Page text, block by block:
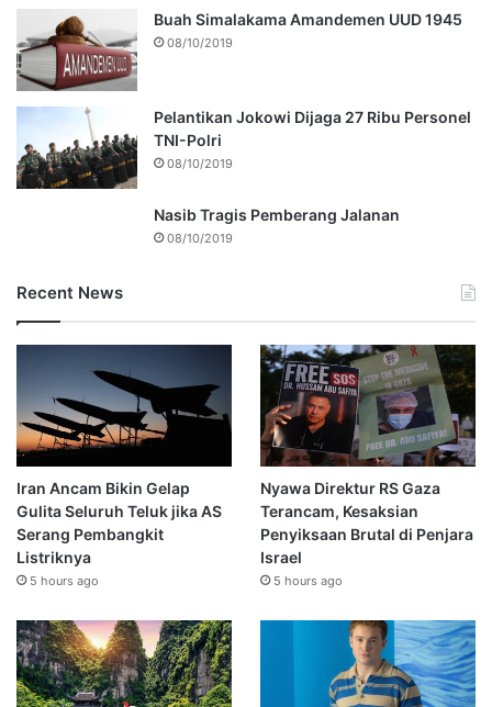
Buah Simalakama Amandemen UUD 1945
08/10/2019
Pelantikan Jokowi Dijaga 27 Ribu Personel
TNI-Polri
08/10/2019
Nasib Tragis Pemberang Jalanan
08/10/2019
Recent News
Iran Ancam Bikin Gelap
Gulita Seluruh Teluk jika AS
Serang Pembangkit
Listriknya
5 hours ago
Nyawa Direktur RS Gaza
Terancam, Kesaksian
Penyiksaan Brutal di Penjara
Israel
5 hours ago